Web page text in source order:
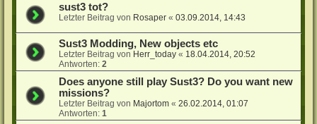
sust3 tot?
Letzter Beitrag von Rosaper «03.09.2014, 14:43
Sust3 Modding, New objects etc
Letzter Beitrag von Herr_today « 18.04.2014, 20:52
Antworten:2
Does anyone still play Sust3? Do you want new
missions?
Letzter Beitrag von Majortom «26.02.2014, 01:07
Antworten:1